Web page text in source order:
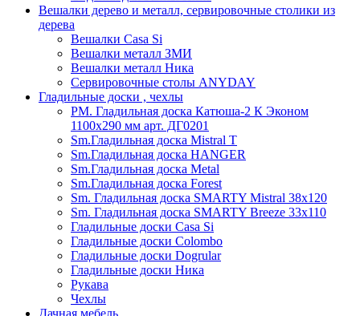
Вешалки дерево и металл, сервировочные столики из
дерева
Вешалки Casa Si
Вешалки металл ЗМИ
Вешалки металл Ника
Сервировочные столы ANYDAY
Гладильные доски , чехлы
PM. Гладильная доска Катюша-2 К Эконом
1100х290 мм арт. ДГ0201
Sm.Гладильная доска Mistral T
Sm.Гладильная доска HANGER
Sm.Гладильная доска Metal
Sm.Гладильная доска Forest
Sm. Гладильная доска SMARTY Mistral 38x120
Sm. Гладильная доска SMARTY Breeze 33х110
Гладильные доски Casa Si
Гладильные доски Colombo
Гладильные доски Dogrular
Гладильные доски Ника
Рукава
Чехлы
Дачная мебель